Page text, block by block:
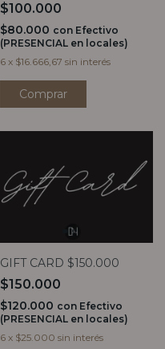
$100.000
$80.000 con Efectivo
(PRESENCIAL en locales)
6 x $16.666,67 sin interés
GIFT CARD $150.000
$150.000
$120.000 con Efectivo
(PRESENCIAL en locales)
6 x $25.000 sin interés